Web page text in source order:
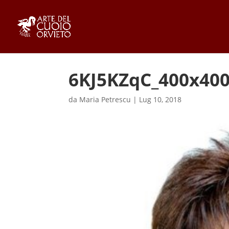
da Maria Petrescu | Lug 10, 2018